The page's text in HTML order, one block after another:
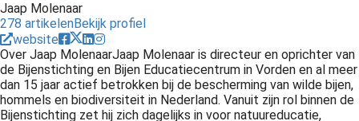
Jaap Molenaar
278 artikelenBekijk profiel
website
Over Jaap MolenaarJaap Molenaar is directeur en oprichter van
de Bijenstichting en Bijen Educatiecentrum in Vorden en al meer
dan 15 jaar actief betrokken bij de bescherming van wilde bijen,
hommels en biodiversiteit in Nederland. Vanuit zijn rol binnen de
Bijenstichting zet hij zich dagelijks in voor natuureducatie,